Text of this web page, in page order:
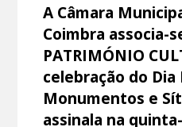
A Câmara
Coimbra associa-
PATRIMÓNIO
celebração do
Monumentos e
assinala na